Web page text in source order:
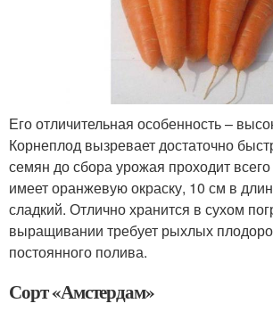
Его отличительная особенность –
Корнеплод вызревает достаточно
семян до сбора урожая проходит
имеет оранжевую окраску, 10 см в
сладкий. Отлично хранится в сухом
выращивании требует рыхлых
постоянного полива.
Сорт «Амстердам»